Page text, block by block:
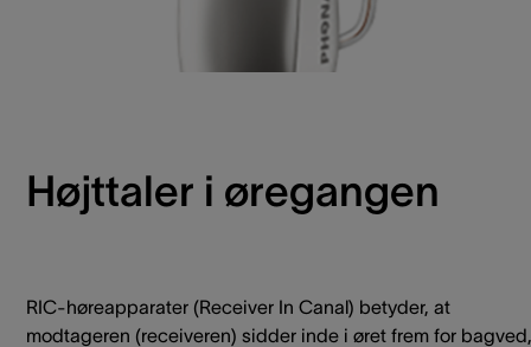
Højttaler i øregangen
RIC-høreapparater (Receiver In Canal) betyder, at
modtageren (receiveren) sidder inde i øret frem for bagved,